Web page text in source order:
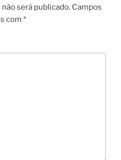
será publicado. Campos
com *